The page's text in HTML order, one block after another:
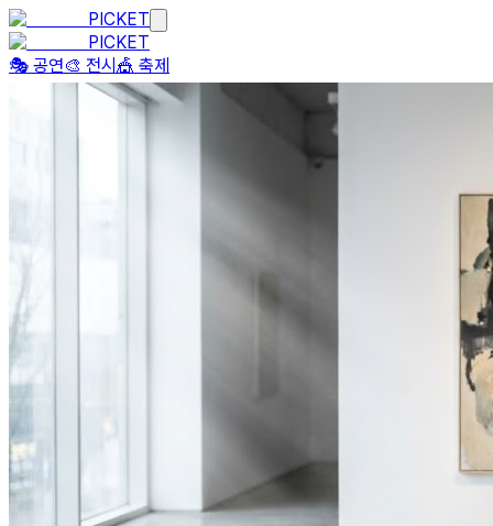
PICKET
PICKET
🎭 공연🎨 전시 🎪 축제